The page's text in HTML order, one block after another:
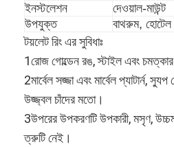
ইনস্টলেশন
দেওয়াল-মাউন্ট
উপযুক্ত
বাথরুম, হোটেল
টয়লেট রিং এর সুবিধাঃ
1রোজ গোল্ডেন রঙ, স্টাইল এবং
2মার্বেল সজ্জা এবং মার্বেল প্যাটার্ন,
উজ্জ্বল চাঁদের মতো।
3উপরের উপকরণটি উপকারী, মসৃণ,
ত্রুটি নেই।